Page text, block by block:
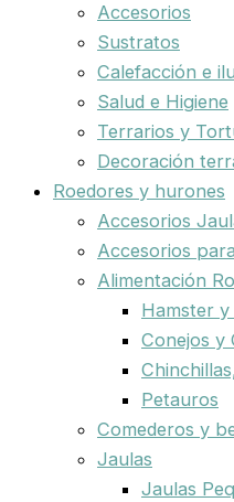
Accesorios
Sustratos
Calefacción e
Salud e Higiene
Terrarios y
Decoración
Roedores y hurones
Accesorios
Accesorios
Alimentación
Hamster y
Conejos y
Petauros
Comederos y
Jaulas
Jaulas